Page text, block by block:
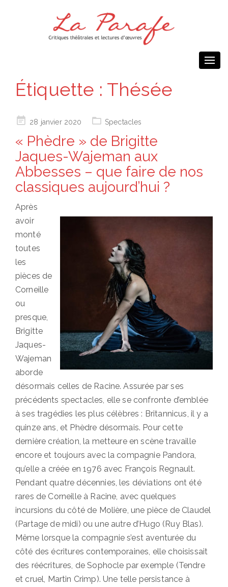
Étiquette : Thésée
Posted28 janvier 2020 Spectacles
« Phèdre » de Brigitte
Jaques-Wajeman aux
Abbesses – que faire de nos
classiques aujourd’hui ?
Après
avoir
monté
toutes
les
pièces de
Corneille
ou
presque,
Brigitte
Jaques-
Wajeman
aborde
désormais celles de Racine. Assurée par ses
précédents spectacles, elle se confronte d’emblée
à ses tragédies les plus célèbres : Britannicus, il y a
quinze ans, et Phèdre désormais. Pour cette
dernière création, la metteure en scène travaille
encore et toujours avec la compagnie Pandora,
qu’elle a créée en 1976 avec François Regnault.
Pendant quatre décennies, les déviations ont été
rares de Corneille à Racine, avec quelques
incursions du côté de Molière, une pièce de Claudel
(Partage de midi) ou une autre d’Hugo (Ruy Blas).
Même lorsque la compagnie s’est aventurée du
côté des écritures contemporaines, elle choisissait
des réécritures, de Sophocle par exemple (Tendre
et cruel, Martin Crimp). Une telle persistance à